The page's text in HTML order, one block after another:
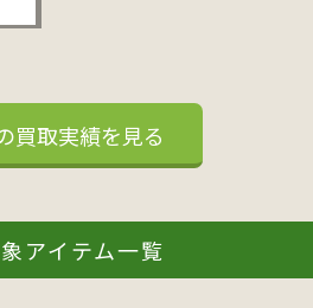
買取実績を見る
アイテム一覧